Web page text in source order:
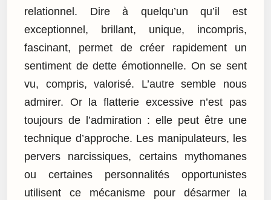
relationnel. Dire à quelqu’un qu’il est
exceptionnel, brillant, unique, incompris,
fascinant, permet de créer rapidement un
sentiment de dette émotionnelle. On se sent
vu, compris, valorisé. L’autre semble nous
admirer. Or la flatterie excessive n’est pas
toujours de l’admiration : elle peut être une
technique d’approche. Les manipulateurs, les
pervers narcissiques, certains mythomanes
ou certaines personnalités opportunistes
utilisent ce mécanisme pour désarmer la